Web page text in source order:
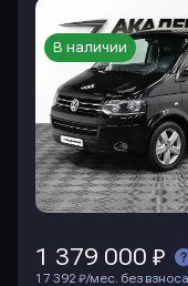
В наличии
1 379 000 ₽
17 392 ₽/мес. без взноса